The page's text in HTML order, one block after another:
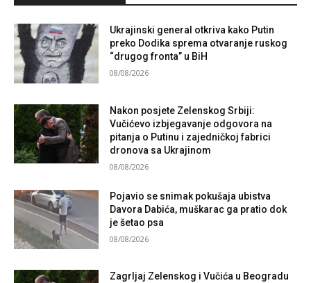
Ukrajinski general otkriva kako Putin
preko Dodika sprema otvaranje ruskog
“drugog fronta” u BiH
08/08/2026
Nakon posjete Zelenskog Srbiji:
Vučićevo izbjegavanje odgovora na
pitanja o Putinu i zajedničkoj fabrici
dronova sa Ukrajinom
08/08/2026
Pojavio se snimak pokušaja ubistva
Davora Dabića, muškarac ga pratio dok
je šetao psa
08/08/2026
Zagrljaj Zelenskog i Vučića u Beogradu